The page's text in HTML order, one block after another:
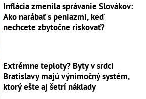
Inflácia zmenila správanie Slovákov:
Ako narábať s peniazmi, keď
nechcete zbytočne riskovať?
Extrémne teploty? Byty v srdci
Bratislavy majú výnimočný systém,
ktorý ešte aj šetrí náklady